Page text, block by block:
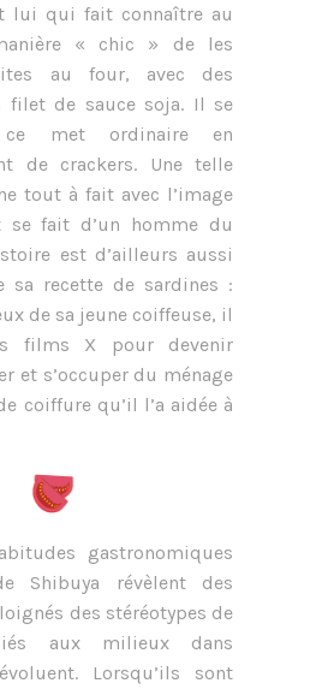
lui qui fait connaître au
« chic » de les
au four, avec des
filet de sauce soja. Il se
met ordinaire en
de crackers. Une telle
tout à fait avec l’image
se fait d’un homme du
est d’ailleurs aussi
sa recette de sardines :
de sa jeune coiffeuse, il
films X pour devenir
et s’occuper du ménage
coiffure qu’il l’a aidée à
gastronomiques
Shibuya révèlent des
des stéréotypes de
aux milieux dans
Lorsqu’ils sont